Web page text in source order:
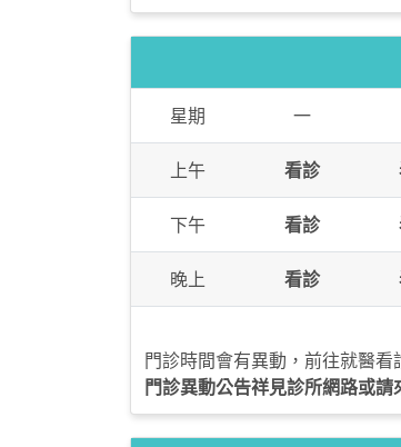
星期 一
上午 看診
下午 看診
晚上 看診
門診時間會有異動，前往就醫看
門診異動公告祥見診所網路或請